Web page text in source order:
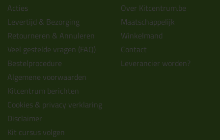
Acties
Levertijd & Bezorging
Retourneren & Annuleren
Veel gestelde vragen (FAQ)
Bestelprocedure
Algemene voorwaarden
Kitcentrum berichten
Cookies & privacy verklaring
Disclaimer
Kit cursus volgen
Over Kitcentrum.be
Maatschappelijk
Winkelmand
Contact
Leverancier worden?